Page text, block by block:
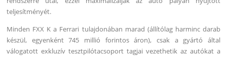
teljesítményét.
Minden FXX K a Ferrari tulajdonában marad (állítólag harminc darab
készül, egyenként 745 millió forintos áron), csak a gyártó által
válogatott exkluzív tesztpilótacsoport tagjai vezethetik az autókat a